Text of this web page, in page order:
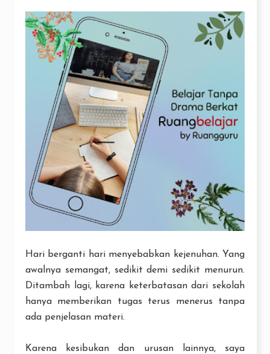
Hari berganti hari menyebabkan kejenuhan. Yang
awalnya semangat, sedikit demi sedikit menurun.
Ditambah lagi, karena keterbatasan dari sekolah
hanya memberikan tugas terus menerus tanpa
ada penjelasan materi.
Karena kesibukan dan urusan lainnya, saya